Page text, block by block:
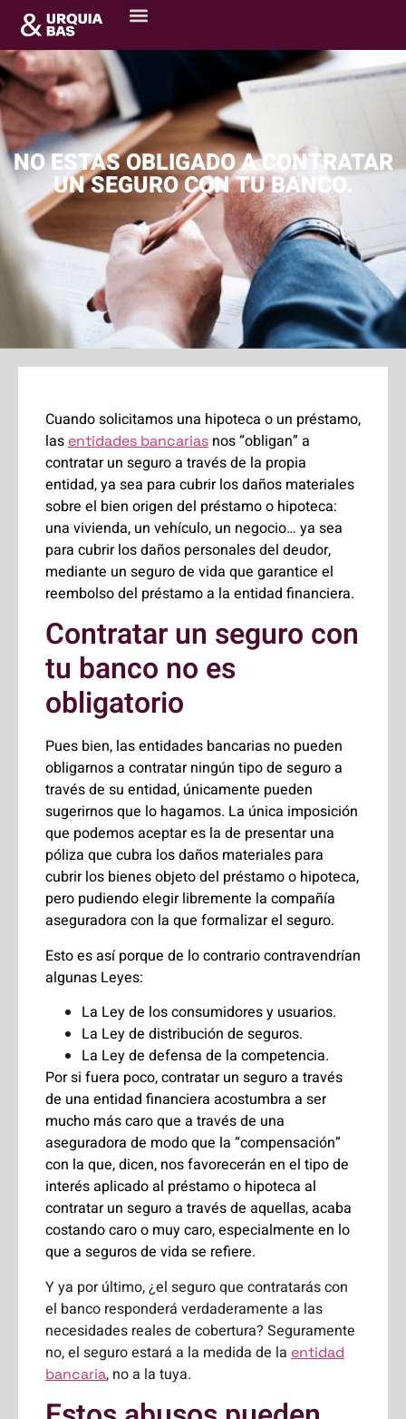
NO ESTAS OBLIGADO A CONTRATAR
UN SEGURO CON TU BANCO.
Cuando solicitamos una hipoteca o un préstamo,
las entidades bancarias nos “obligan” a
contratar un seguro a través de la propia
entidad, ya sea para cubrir los daños materiales
sobre el bien origen del préstamo o hipoteca:
una vivienda, un vehículo, un negocio… ya sea
para cubrir los daños personales del deudor,
mediante un seguro de vida que garantice el
reembolso del préstamo a la entidad financiera.
Contratar un seguro con
tu banco no es
obligatorio
Pues bien, las entidades bancarias no pueden
obligarnos a contratar ningún tipo de seguro a
través de su entidad, únicamente pueden
sugerirnos que lo hagamos. La única imposición
que podemos aceptar es la de presentar una
póliza que cubra los daños materiales para
cubrir los bienes objeto del préstamo o hipoteca,
pero pudiendo elegir libremente la compañía
aseguradora con la que formalizar el seguro.
Esto es así porque de lo contrario contravendrían
algunas Leyes:
La Ley de los consumidores y usuarios.
La Ley de distribución de seguros.
La Ley de defensa de la competencia.
Por si fuera poco, contratar un seguro a través
de una entidad financiera acostumbra a ser
mucho más caro que a través de una
aseguradora de modo que la “compensación”
con la que, dicen, nos favorecerán en el tipo de
interés aplicado al préstamo o hipoteca al
contratar un seguro a través de aquellas, acaba
costando caro o muy caro, especialmente en lo
que a seguros de vida se refiere.
Y ya por último, ¿el seguro que contratarás con
el banco responderá verdaderamente a las
necesidades reales de cobertura? Seguramente
no, el seguro estará a la medida de la entidad
bancaria, no a la tuya.